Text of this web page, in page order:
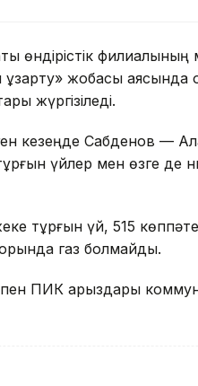
өндірістік филиалының
жобасы аясында
жүргізіледі.
кезеңде Сабденов —
үйлер мен өзге де
тұрғын үй, 515
газ болмайды.
ПИК қарыздары